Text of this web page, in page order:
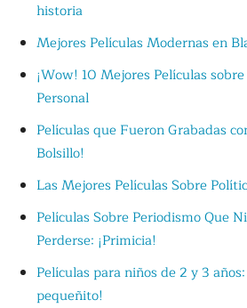
historia
Mejores Películas Modernas en
¡Wow! 10 Mejores Películas
Personal
Películas que Fueron Grabadas
Bolsillo!
Las Mejores Películas Sobre
Películas Sobre Periodismo Que
Perderse: ¡Primicia!
Películas para niños de 2 y 3
pequeñito!